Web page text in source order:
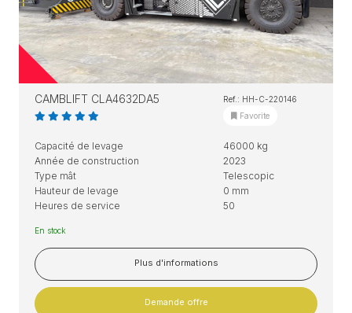
CAMBLIFT CLA4632DA5
Ref.: HH-C-220146
Favorite
Capacité de levage
46000 kg
Année de construction
2023
Type mât
Telescopic
Hauteur de levage
0 mm
Heures de service
50
En stock
Plus d'informations
Demande offre